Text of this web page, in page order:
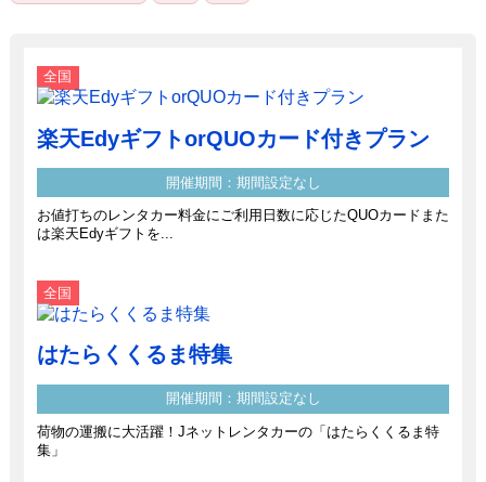
全国
楽天EdyギフトorQUOカード付きプラン
開催期間：期間設定なし
お値打ちのレンタカー料金にご利用日数に応じたQUOカードまた
は楽天Edyギフトを...
全国
はたらくくるま特集
開催期間：期間設定なし
荷物の運搬に大活躍！Jネットレンタカーの「はたらくくるま特
集」